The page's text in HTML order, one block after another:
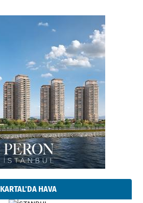
KARTAL'DA HAVA